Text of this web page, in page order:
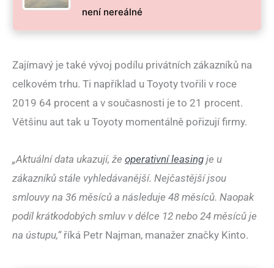
není nereálné
Zajímavý je také vývoj podílu privátních zákazníků na
celkovém trhu. Ti například u Toyoty tvořili v roce
2019 64 procent a v současnosti je to 21 procent.
Většinu aut tak u Toyoty momentálně pořizují firmy.
„Aktuální data ukazují, že operativní leasing je u
zákazníků stále vyhledávanější. Nejčastější jsou
smlouvy na 36 měsíců a následuje 48 měsíců. Naopak
podíl krátkodobých smluv v délce 12 nebo 24 měsíců je
na ústupu,“říká Petr Najman, manažer značky Kinto.